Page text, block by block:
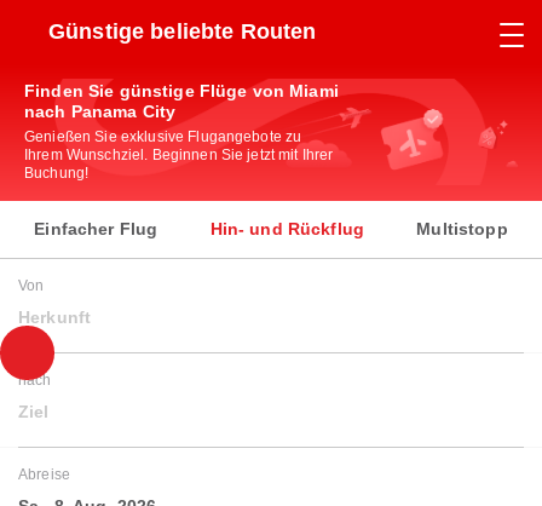
Günstige beliebte Routen
Finden Sie günstige Flüge von Miami
nach Panama City
Genießen Sie exklusive Flugangebote zu
Ihrem Wunschziel. Beginnen Sie jetzt mit Ihrer
Buchung!
Einfacher Flug Hin- und Rückflug Multistopp
Von
Herkunft
nach
Ziel
Abreise